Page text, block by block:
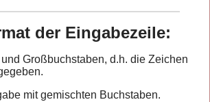
der Eingabezeile:
Großbuchstaben, d.h. die Zeichen
mit gemischten Buchstaben.